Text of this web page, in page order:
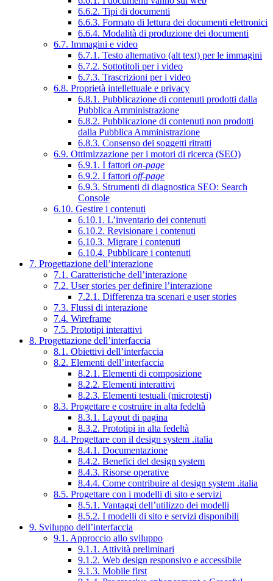
6.6.2. Tipi di documenti
6.6.3. Formato di lettura dei documenti elettronici
6.6.4. Modalità di produzione dei documenti
6.7. Immagini e video
6.7.1. Testo alternativo (alt text) per le immagini
6.7.2. Sottotitoli per i video
6.7.3. Trascrizioni per i video
6.8. Proprietà intellettuale e privacy
6.8.1. Pubblicazione di contenuti prodotti dalla
Pubblica Amministrazione
6.8.2. Pubblicazione di contenuti non prodotti
dalla Pubblica Amministrazione
6.8.3. Consenso dei soggetti ritratti
6.9. Ottimizzazione per i motori di ricerca (SEO)
6.9.1. I fattori on-page
6.9.2. I fattori off-page
6.9.3. Strumenti di diagnostica SEO: Search
Console
6.10. Gestire i contenuti
6.10.1. L’inventario dei contenuti
6.10.2. Revisionare i contenuti
6.10.3. Migrare i contenuti
6.10.4. Pubblicare i contenuti
7. Progettazione dell’interazione
7.1. Caratteristiche dell’interazione
7.2. User stories per definire l’interazione
7.2.1. Differenza tra scenari e user stories
7.3. Flussi di interazione
7.4. Wireframe
7.5. Prototipi interattivi
8. Progettazione dell’interfaccia
8.1. Obiettivi dell’interfaccia
8.2. Elementi dell’interfaccia
8.2.1. Elementi di composizione
8.2.2. Elementi interattivi
8.2.3. Elementi testuali (microtesti)
8.3. Progettare e costruire in alta fedeltà
8.3.1. Layout di pagina
8.3.2. Prototipi in alta fedeltà
8.4. Progettare con il design system .italia
8.4.1. Documentazione
8.4.2. Benefici del design system
8.4.3. Risorse operative
8.4.4. Come contribuire al design system .italia
8.5. Progettare con i modelli di sito e servizi
8.5.1. Vantaggi dell’utilizzo dei modelli
8.5.2. I modelli di sito e servizi disponibili
9. Sviluppo dell’interfaccia
9.1. Approccio allo sviluppo
9.1.1. Attività preliminari
9.1.2. Web design responsivo e accessibile
9.1.3. Mobile first